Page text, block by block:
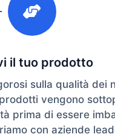
il tuo prodotto
sulla qualità dei
vengono
prima di essere
con aziende